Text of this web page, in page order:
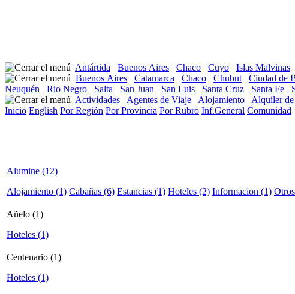
Antártida Buenos Aires Chaco Cuyo Islas Malvinas
Buenos Aires
Catamarca Chaco Chubut Ciudad de
Neuquén
Rio Negro Salta San Juan San Luis Santa Cruz Santa Fe
Actividades
Agentes de Viaje Alojamiento Alquiler de
Inicio English Por Región Por Provincia Por Rubro Inf.General Comunidad
Alumine (12)
Alojamiento (1) Cabañas (6) Estancias (1) Hoteles (2) Informacion (1)
Añelo (1)
Hoteles (1)
Centenario (1)
Hoteles (1)